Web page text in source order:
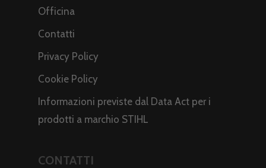
Officina
Contatti
Privacy Policy
Cookie Policy
Informazioni previste dal Data Act per i
prodotti a marchio STIHL
CONTATTI